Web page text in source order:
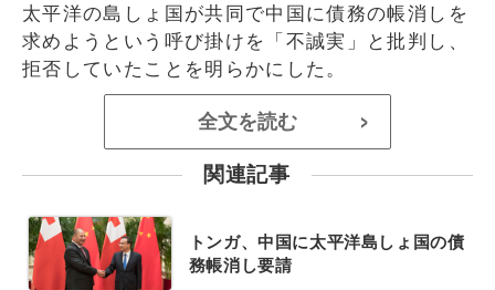
太平洋の島しょ国が共同で中国に債務の帳消しを
求めようという呼び掛けを「不誠実」と批判し、
拒否していたことを明らかにした。
全文を読む >
関連記事
トンガ、中国に太平洋島しょ国の債
務帳消し要請